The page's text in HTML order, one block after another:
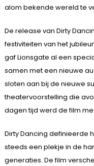
alom bekende wereld te
De release van Dirty
festiviteiten van het
gaf Lionsgate al een
samen met een nieuwe
sloten aan bij de nieuwe
theatervoorstelling die
dagen tijd werd de film
Dirty Dancing definieerde
steeds een plekje in de
generaties. De film